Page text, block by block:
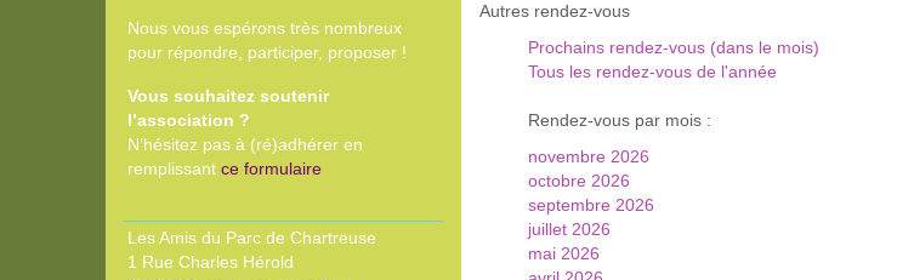
Autres rendez-vous
Prochains rendez-vous (dans le mois)
Tous les rendez-vous de l'année
Rendez-vous par mois :
novembre 2026
octobre 2026
septembre 2026
juillet 2026
mai 2026
Nous vous espérons très nombreux
pour répondre, participer, proposer !
Vous souhaitez soutenir
l’association ?
N’hésitez pas à (ré)adhérer en
remplissant ce formulaire
Les Amis du Parc de Chartreuse
1 Rue Charles Hérold